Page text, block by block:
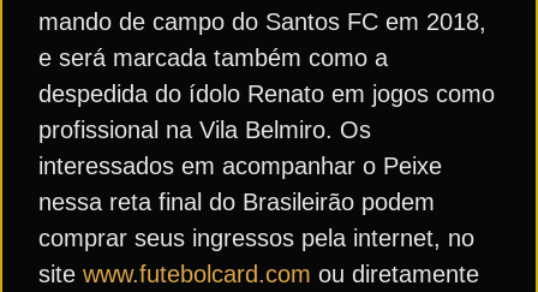
mando de campo do Santos FC em 2018,
e será marcada também como a
despedida do ídolo Renato em jogos como
profissional na Vila Belmiro. Os
interessados em acompanhar o Peixe
nessa reta final do Brasileirão podem
comprar seus ingressos pela internet, no
site www.futebolcard.com ou diretamente